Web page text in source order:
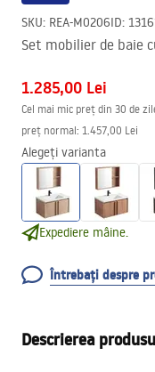
SKU: REA-M0206ID:
Set mobilier de baie
1.285,00 Lei
Cel mai mic preț din 30 de
preț normal: 1.457,00 Lei
Alegeți varianta
Expediere mâine.
Întrebați despre
Descrierea